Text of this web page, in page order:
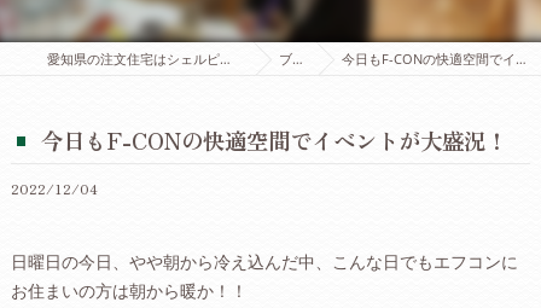
愛知県の注文住宅はシェルピア高畑建設株式会社 ブログ 今日もF-CONの快適空間でイベントが大盛況！
今日もF-CONの快適空間でイベントが大盛況！
2022/12/04
日曜日の今日、やや朝から冷え込んだ中、こんな日でもエフコンに
お住まいの方は朝から暖か！！